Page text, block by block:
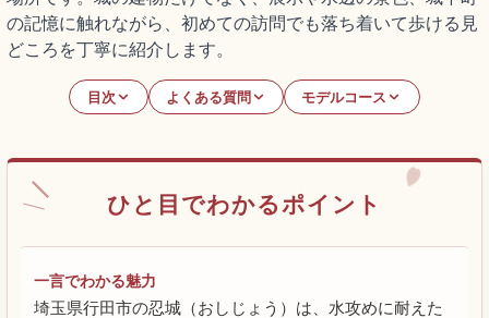
の記憶に触れながら、初めての訪問でも落ち着いて歩ける見
どころを丁寧に紹介します。
目次 よくある質問 モデルコース
ひと目でわかるポイント
一言でわかる魅力
埼玉県行田市の忍城（おしじょう）は、水攻めに耐えた